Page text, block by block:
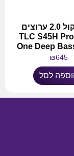
מקרן קול 2.0 ערוצים
TLC S45H
One Deep
₪645
לסל